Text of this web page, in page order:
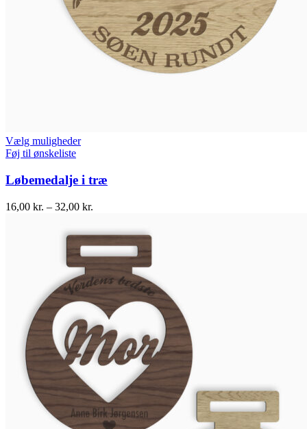
Vælg muligheder
Føj til ønskeliste
Løbemedalje i træ
16,00 kr. – 32,00 kr.